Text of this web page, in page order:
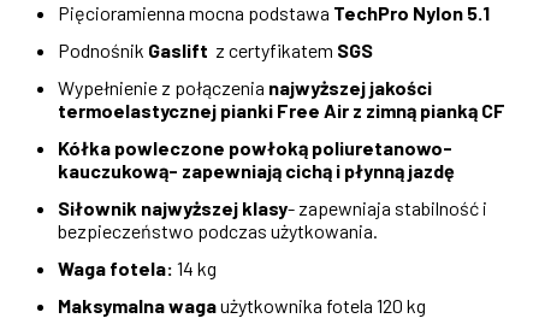
Pięcioramienna mocna podstawa TechPro Nylon 5.1
Podnośnik Gaslift z certyfikatem SGS
Wypełnienie z połączenia najwyższej jakości
termoelastycznej pianki Free Air z zimną pianką CF
Kółka powleczone powłoką poliuretanowo-
kauczukową- zapewniają cichą i płynną jazdę
Siłownik najwyższej klasy- zapewniaja stabilność i
bezpieczeństwo podczas użytkowania.
Waga fotela: 14 kg
Maksymalna wagaużytkownika fotela 120 kg